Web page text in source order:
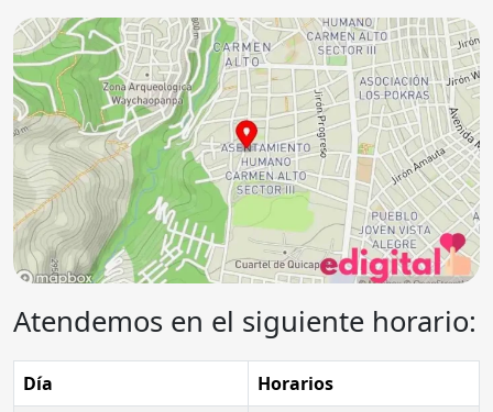
Atendemos en el siguiente horario:
Día
Horarios